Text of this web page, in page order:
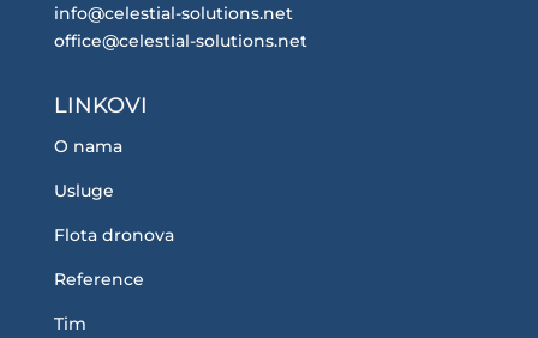
info@celestial-solutions.net
office@celestial-solutions.net
LINKOVI
O nama
Usluge
Flota dronova
Reference
Tim